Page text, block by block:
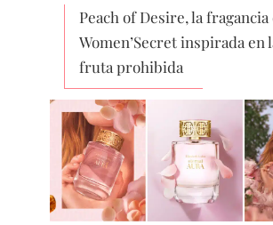
Peach of Desire, la fragancia
Women’Secret inspirada en
fruta prohibida